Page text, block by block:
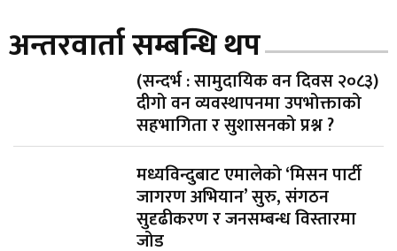
अन्तरवार्ता सम्बन्धि थप
(सन्दर्भ : सामुदायिक वन दिवस २०८३)
दीगो वन व्यवस्थापनमा उपभोक्ताको
सहभागिता र सुशासनको प्रश्न ?
मध्यविन्दुबाट एमालेको ‘मिसन पार्टी
जागरण अभियान’ सुरु, संगठन
सुदृढीकरण र जनसम्बन्ध विस्तारमा
जोड